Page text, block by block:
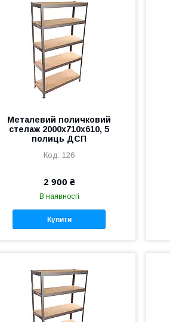
Металевий поличковий
стелаж 2000x710х610, 5
полиць ДСП
126
2 900 ₴
В наявності
Купити